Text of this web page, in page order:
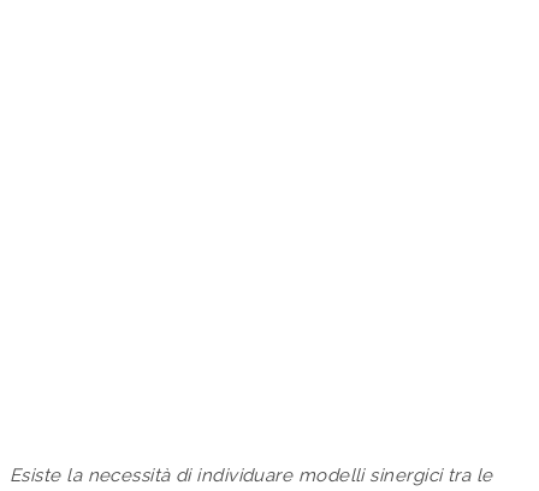
Esiste la necessità di individuare modelli sinergici tra le